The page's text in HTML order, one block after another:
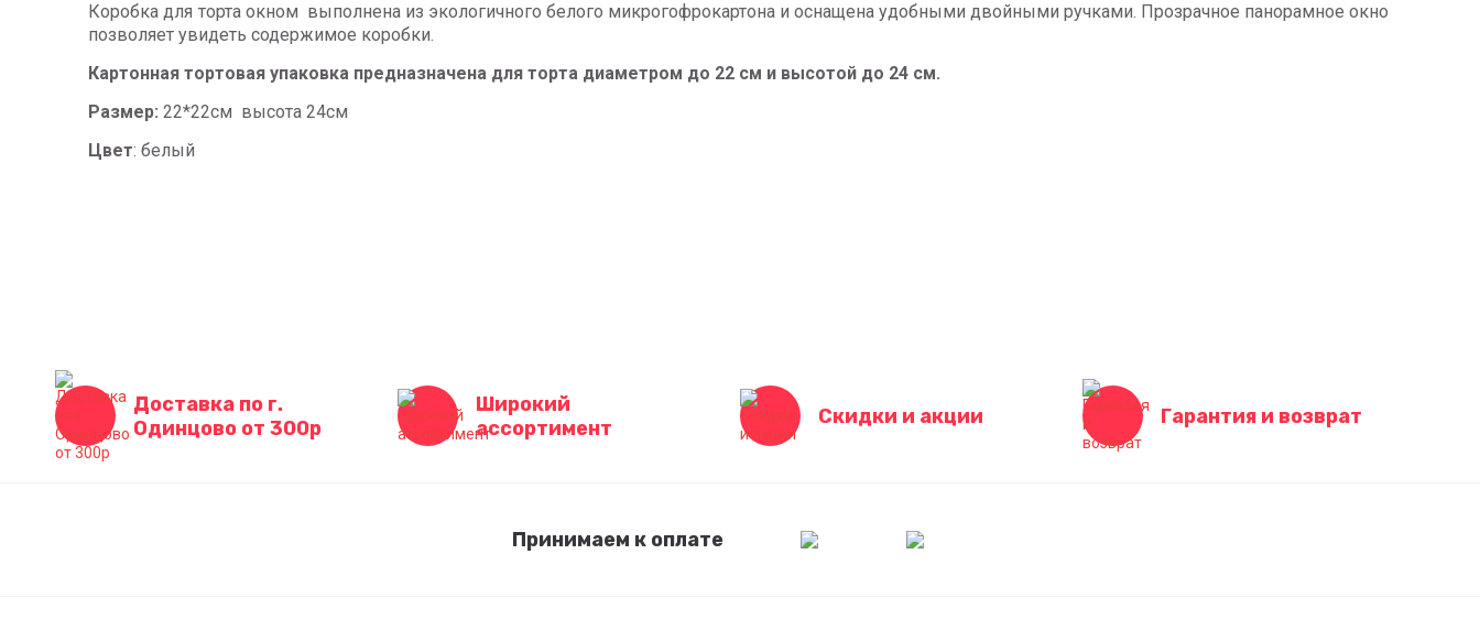
Коробка для торта окном выполнена из экологичного белого микрогофрокартона и оснащена удобными двойными ручками. Прозрачное панорамное окно
позволяет увидеть содержимое коробки.
Картонная тортовая упаковка предназначена для торта диаметром до 22 см и высотой до 24 см.
Размер: 22*22см высота 24см
Цвет: белый
Доставка по г.
Одинцово от 300р
Широкий
ассортимент
Скидки и акции Гарантия и возврат
Принимаем к оплате